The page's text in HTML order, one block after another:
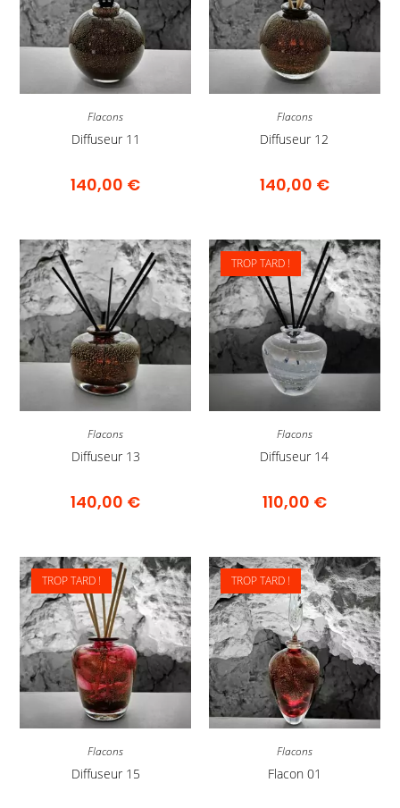
Flacons
Diffuseur 11
140,00 €
Flacons
Diffuseur 12
140,00 €
Flacons
Diffuseur 13
140,00 €
TROP TARD !
Flacons
Diffuseur 14
110,00 €
TROP TARD !
Flacons
Diffuseur 15
TROP TARD !
Flacons
Flacon 01